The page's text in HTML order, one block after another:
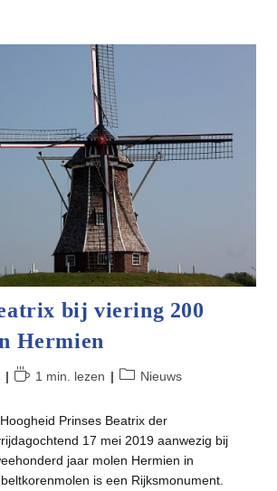
bij viering 200
Hermien
Leestijd:1 min. lezen Berichtcategorie:
Nieuws
Prinses Beatrix der
17 mei 2019 aanwezig bij
jaar molen Hermien in
is een Rijksmonument.